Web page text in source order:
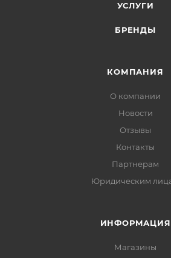
УСЛУГИ
БРЕНДЫ
КОМПАНИЯ
О компании
Новости
Отзывы
Контакты
Партнерам
Юридическим
ИНФОРМАЦИЯ
Магазины